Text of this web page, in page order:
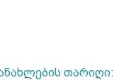
თარიღი: